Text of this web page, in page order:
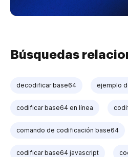
Búsquedas
decodificar base64 ejemplo
codificar base64 en línea
comando de codificación base64
codificar base64 javascript